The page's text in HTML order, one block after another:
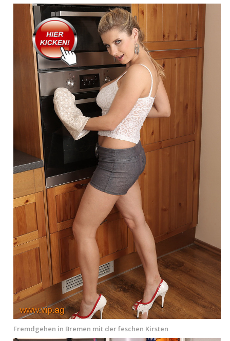
Fremdgehen in Bremen mit der feschen Kirsten